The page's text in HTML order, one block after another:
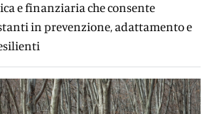
e finanziaria che consente
in prevenzione, adattamento e